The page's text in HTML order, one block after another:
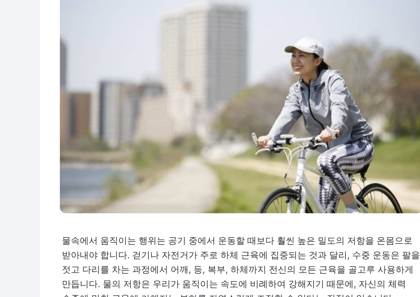
물속에서 움직이는 행위는 공기 중에서 운동할 때보다 훨씬 높은 밀도의 저항을 온몸으로
받아내야 합니다. 걷기나 자전거가 주로 하체 근육에 집중되는 것과 달리, 수중 운동은 팔을
젓고 다리를 차는 과정에서 어깨, 등, 복부, 하체까지 전신의 모든 근육을 골고루 사용하게
만듭니다. 물의 저항은 우리가 움직이는 속도에 비례하여 강해지기 때문에, 자신의 체력